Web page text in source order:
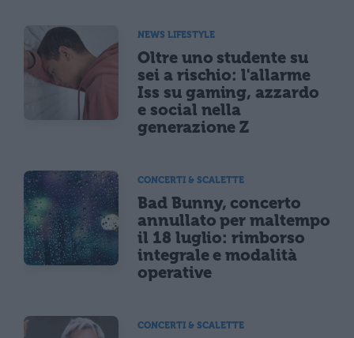
NEWS LIFESTYLE
Oltre uno studente su
sei a rischio: l'allarme
Iss su gaming, azzardo
e social nella
generazione Z
CONCERTI & SCALETTE
Bad Bunny, concerto
annullato per maltempo
il 18 luglio: rimborso
integrale e modalità
operative
CONCERTI & SCALETTE